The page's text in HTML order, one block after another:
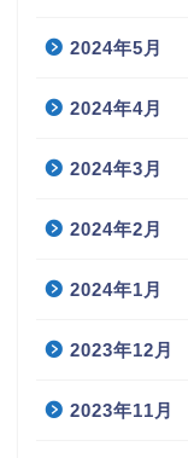
2024年5月
2024年4月
2024年3月
2024年2月
2024年1月
2023年12月
2023年11月